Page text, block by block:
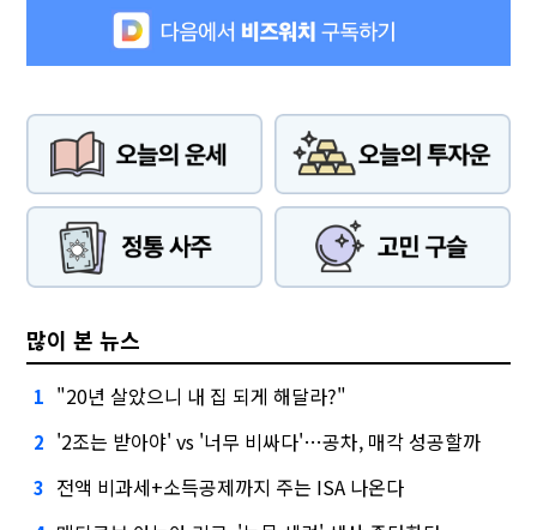
많이 본 뉴스
1 "20년 살았으니 내 집 되게 해달라?"
2 '2조는 받아야' vs '너무 비싸다'…공차, 매각 성공할까
3 전액 비과세+소득공제까지 주는 ISA 나온다